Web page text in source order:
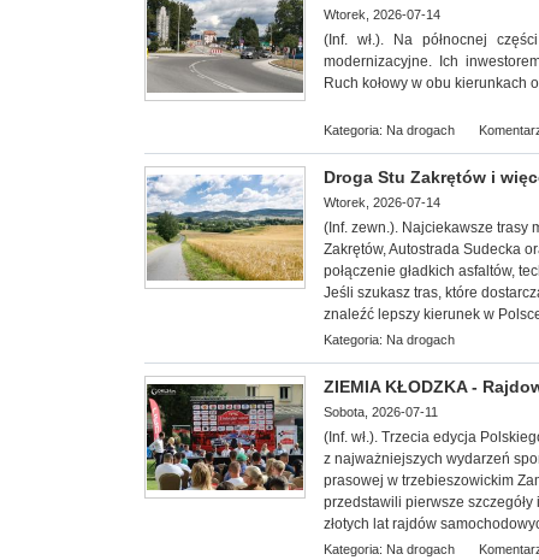
Wtorek, 2026-07-14
(Inf. wł.). Na północnej
modernizacyjne. Ich
Ruch kołowy w obu kierunkach
Kategoria: Na drogach
Droga Stu Zakrętów i
Wtorek, 2026-07-14
(Inf. zewn.). Najciekawsze trasy
Zakrętów, Autostrada Sudecka
połączenie gładkich asfaltów,
Jeśli szukasz tras, które
znaleźć lepszy kierunek w
Kategoria: Na drogach
ZIEMIA KŁODZKA -
Sobota, 2026-07-11
(Inf. wł.). Trzecia edycja
z najważniejszych wydarzeń
prasowej w trzebieszowickim
przedstawili pierwsze
złotych lat rajdów
Kategoria: Na drogach